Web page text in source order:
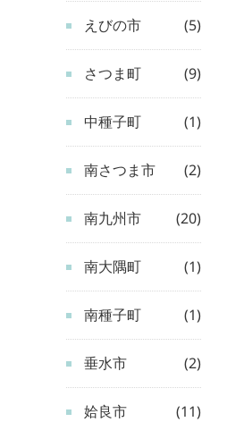
えびの市 (5)
さつま町 (9)
中種子町 (1)
南さつま市 (2)
南九州市 (20)
南大隅町 (1)
南種子町 (1)
垂水市 (2)
姶良市 (11)